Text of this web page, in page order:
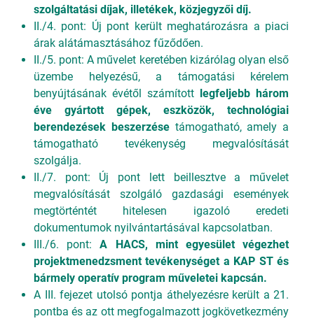
szolgáltatási díjak, illetékek, közjegyzői díj.
II./4. pont: Új pont került meghatározásra a piaci
árak alátámasztásához fűződően.
II./5. pont: A művelet keretében kizárólag olyan első
üzembe helyezésű, a támogatási kérelem
benyújtásának évétől számított legfeljebb három
éve gyártott gépek, eszközök, technológiai
berendezések beszerzésetámogatható, amely a
támogatható tevékenység megvalósítását
szolgálja.
II./7. pont: Új pont lett beillesztve a művelet
megvalósítását szolgáló gazdasági események
megtörténtét hitelesen igazoló eredeti
dokumentumok nyilvántartásával kapcsolatban.
III./6. pont:A HACS, mint egyesület végezhet
projektmenedzsment tevékenységet a KAP ST és
bármely operatív program műveletei kapcsán.
A III. fejezet utolsó pontja áthelyezésre került a 21.
pontba és az ott megfogalmazott jogkövetkezmény